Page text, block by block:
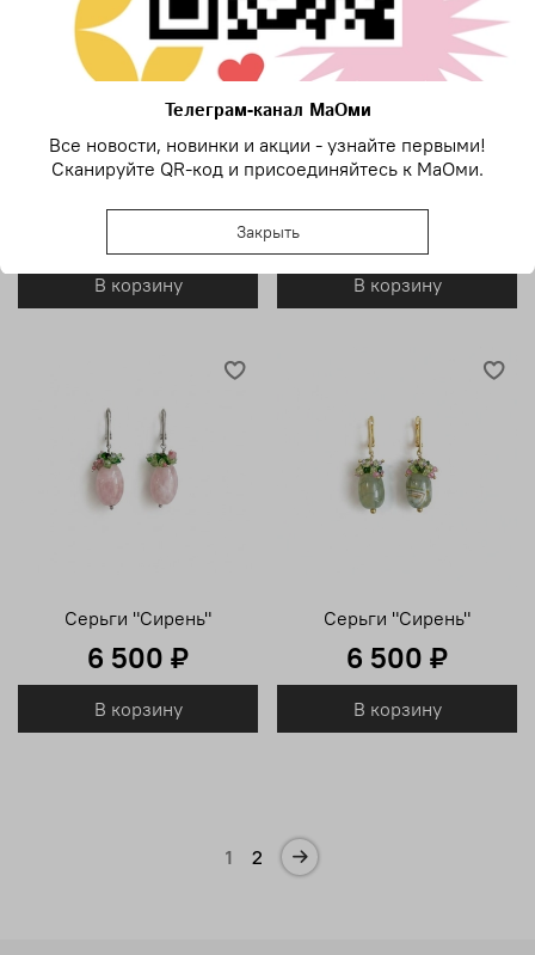
В корзину В корзину
Серьги "Сирень"
6 500 ₽
В корзину
Серьги "Сирень"
6 500 ₽
В корзину
1 2
Телеграм-канал МаОми
Все новости, новинки и акции - узнайте первыми!
Сканируйте QR-код и присоединяйтесь к МаОми.
Закрыть